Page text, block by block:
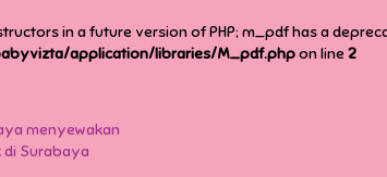
in a future version of PHP; m_pdf has a
application/libraries/M_pdf.phpon line 2